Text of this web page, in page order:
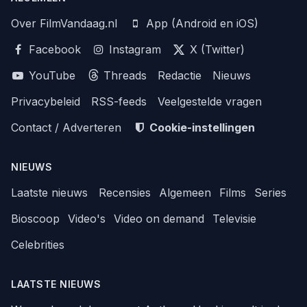
Over FilmVandaag.nl
App (Android en iOS)
Facebook
Instagram
X (Twitter)
YouTube
Threads Redactie
Nieuws
Privacybeleid
RSS-feeds
Veelgestelde vragen
Contact / Adverteren
Cookie-instellingen
NIEUWS
Laatste nieuws Recensies Algemeen Films
Series
Bioscoop
Video's Video on demand
Televisie
Celebrities
LAATSTE NIEUWS